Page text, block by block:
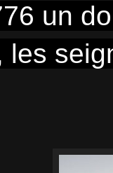
un
les